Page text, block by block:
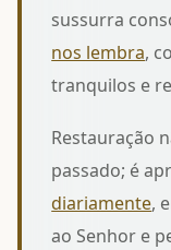
sussurra
nos lembra,
tranquilos e
Restauração
passado; é
diariamente,
ao Senhor e